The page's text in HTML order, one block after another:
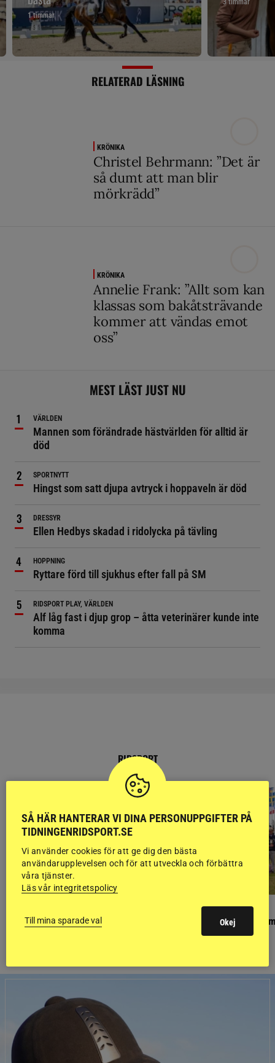
1 timmar
3 timmar
RELATERAD LÄSNING
KRÖNIKA
Christel Behrmann: ”Det är
så dumt att man blir
mörkrädd”
KRÖNIKA
Annelie Frank: ”Allt som kan
klassas som bakåtsträvande
kommer att vändas emot
oss”
MEST LÄST JUST NU
VÄRLDEN
Mannen som förändrade hästvärlden för alltid är
död
SPORTNYTT
Hingst som satt djupa avtryck i hoppaveln är död
DRESSYR
Ellen Hedbys skadad i ridolycka på tävling
HOPPNING
Ryttare förd till sjukhus efter fall på SM
RIDSPORT PLAY, VÄRLDEN
Alf låg fast i djup grop – åtta veterinärer kunde inte
komma
RIDSPORT
BLOGGAR
Ponnypappan: Kärlek från första gnägget
GÄSTBLOGGEN
Finaldag med
SÅ HÄR HANTERAR VI DINA PERSONUPPGIFTER PÅ
TIDNINGENRIDSPORT.SE
Vi använder cookies för att ge dig den bästa
användarupplevelsen och för att utveckla och förbättra
våra tjänster.
Läs vår integritetspolicy
Till mina sparade val Okej